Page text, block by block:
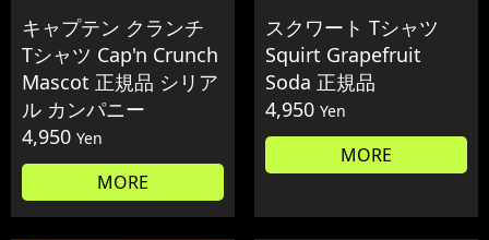
キャプテン クランチ
Tシャツ Cap'n Crunch
Mascot 正規品 シリア
ル カンパニー
4,950 Yen
MORE
スクワート Tシャツ
Squirt Grapefruit
Soda 正規品
4,950 Yen
MORE